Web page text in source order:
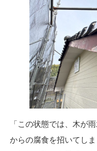
「この状態では、木が
からの腐食を招いてし